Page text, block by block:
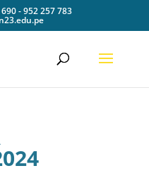
- 952 257 783